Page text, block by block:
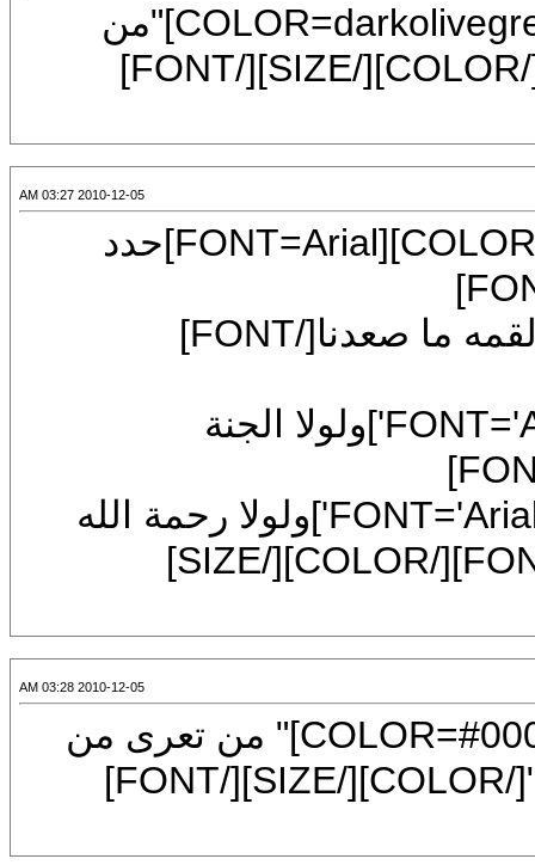
[CENTER][FONT=Arial][SIZE=7][COLOR=darkolivegreen]"من
ابصر عيب نفسه اشتغل عن عيب غيره"[/COLOR][/SIZE][/FONT]
2010-12-05 03:27 AM
[CENTER][SIZE=7][COLOR=darkolivegreen][FONT=Arial]حدد
[COLOR=green][FONT='Arial']فلولا القمه ما صعدنا[/FONT]
[/COLOR][COLOR=darkorange][FONT='Arial']ولولا الجنة
[/COLOR][/COLOR][COLOR=plum][FONT='Arial']ولولا رحمة الله
لفقدنا[/FONT] [FONT='Arial']الأمل[/FONT][/COLOR][/SIZE]
2010-12-05 03:28 AM
[CENTER][FONT=Arial][SIZE=7][COLOR=#0000ff]" من تعرى من
لباس التقوى لم يستتر بشىء من الدنيا "[/COLOR][/SIZE][/FONT]